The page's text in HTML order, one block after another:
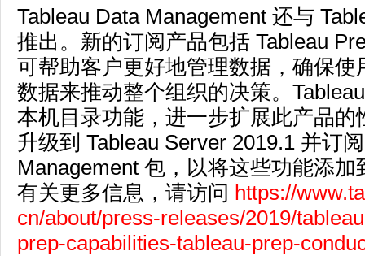
Tableau Data Management 还与
推出。新的订阅产品包括 Tableau
可帮助客户更好地管理数据，确保使
数据来推动整个组织的决策。
本机目录功能，进一步扩展此产品的
升级到 Tableau Server 2019.1 并订
Management 包，以将这些功能添
有关更多信息，请访问 https://
cn/about/press-releases/2019/
prep-capabilities-tableau-prep-